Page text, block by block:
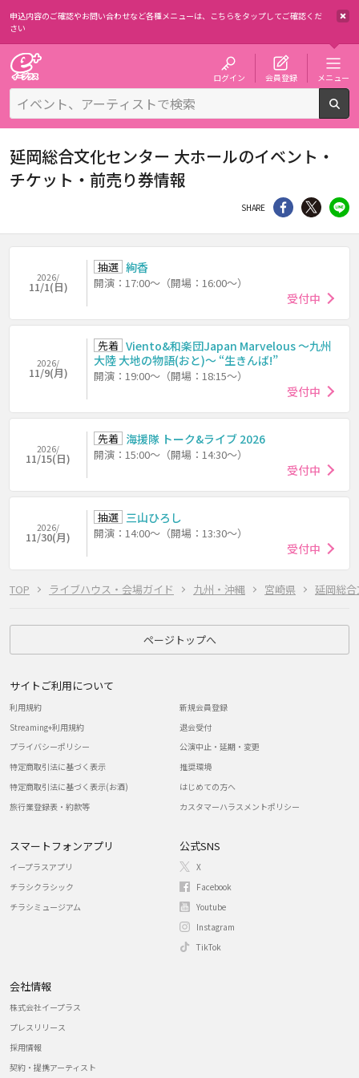
申込内容のご確認やお問い合わせなど各種メニューは、 こちらをタップしてご確認くだ
さい
ログイン 会員登録 メニュー
TOP ライブハウス・会場ガイド 九州・沖縄 宮崎県 延岡総
延岡総合文化センター 大ホールのイベント・
チケット・前売り券情報
SHARE シェア Twitter
2026/
11/1(日)
抽選 絢香
開演：17:00～（開場：16:00～）
受付中
2026/
11/9(月)
先着 Viento&和楽団Japan Marvelous ～九州
大陸 大地の物語(おと)～ “生きんば!”
開演：19:00～（開場：18:15～）
受付中
2026/
11/15(日)
先着 海援隊 トーク&ライブ 2026
開演：15:00～（開場：14:30～）
受付中
2026/
11/30(月)
抽選 三山ひろし
開演：14:00～（開場：13:30～）
受付中
ページトップへ
サイトご利用について
利用規約
Streaming+利用規約
プライバシーポリシー
特定商取引法に基づく表示
特定商取引法に基づく表示(お酒)
旅行業登録表・約款等
新規会員登録
退会受付
公演中止・延期・変更
推奨環境
はじめての方へ
カスタマーハラスメントポリシー
スマートフォンアプリ
イープラスアプリ
チラシクラシック
チラシミュージアム
公式SNS
X
Facebook
Youtube
Instagram
TikTok
会社情報
株式会社イープラス
プレスリリース
採用情報
契約・提携アーティスト